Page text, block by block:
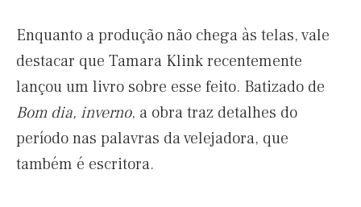
Enquanto a produção não chega às telas, vale
destacar que Tamara Klink recentemente
lançou um livro sobre esse feito. Batizado de
Bom dia, inverno, a obra traz detalhes do
período nas palavras da velejadora, que
também é escritora.